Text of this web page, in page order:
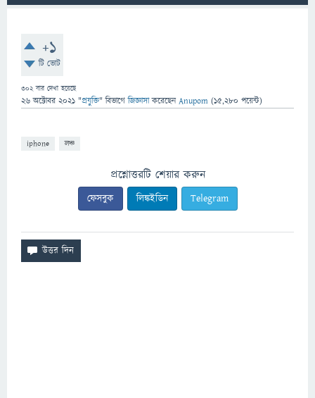
+1
টি ভোট
302বার দেখা হয়েছে
26 অক্টোবর 2021 "প্রযুক্তি" বিভাগে জিজ্ঞাসাকরেছেনAnupom (15,280 পয়েন্ট)
iphone লঞ্চ
প্রশ্নোত্তরটি শেয়ার করুন
ফেসবুক লিঙ্কইডিন Telegram